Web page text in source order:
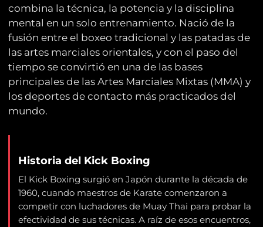
combina la técnica, la potencia y la disciplina
mental en un solo entrenamiento. Nació de la
fusión entre el boxeo tradicional y las patadas de
las artes marciales orientales, y con el paso del
tiempo se convirtió en una de las bases
principales de las Artes Marciales Mixtas (MMA) y
los deportes de contacto más practicados del
mundo.
Historia del Kick Boxing
El Kick Boxing surgió en Japón durante la década de
1960, cuando maestros de Karate comenzaron a
competir con luchadores de Muay Thai para probar la
efectividad de sus técnicas. A raíz de esos encuentros,